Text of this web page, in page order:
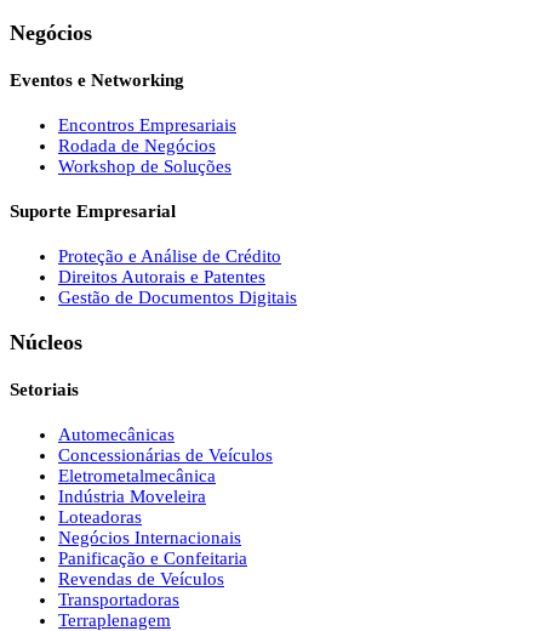
Negócios
Eventos e Networking
Encontros Empresariais
Rodada de Negócios
Workshop de Soluções
Suporte Empresarial
Proteção e Análise de Crédito
Direitos Autorais e Patentes
Gestão de Documentos Digitais
Núcleos
Setoriais
Automecânicas
Concessionárias de Veículos
Eletrometalmecânica
Indústria Moveleira
Loteadoras
Negócios Internacionais
Panificação e Confeitaria
Revendas de Veículos
Transportadoras
Terraplenagem